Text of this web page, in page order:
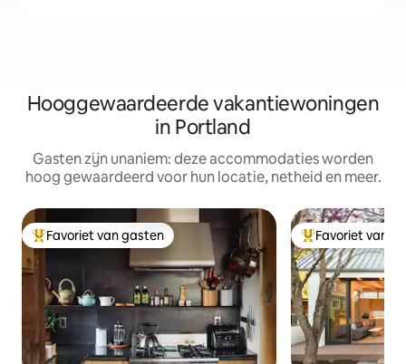
Hooggewaardeerde vakantiewoningen
in Portland
Gasten zijn unaniem: deze accommodaties worden
hoog gewaardeerd voor hun locatie, netheid en meer.
Topfavoriet van gasten
Favoriet van gasten Topfavoriet van
Favoriet van